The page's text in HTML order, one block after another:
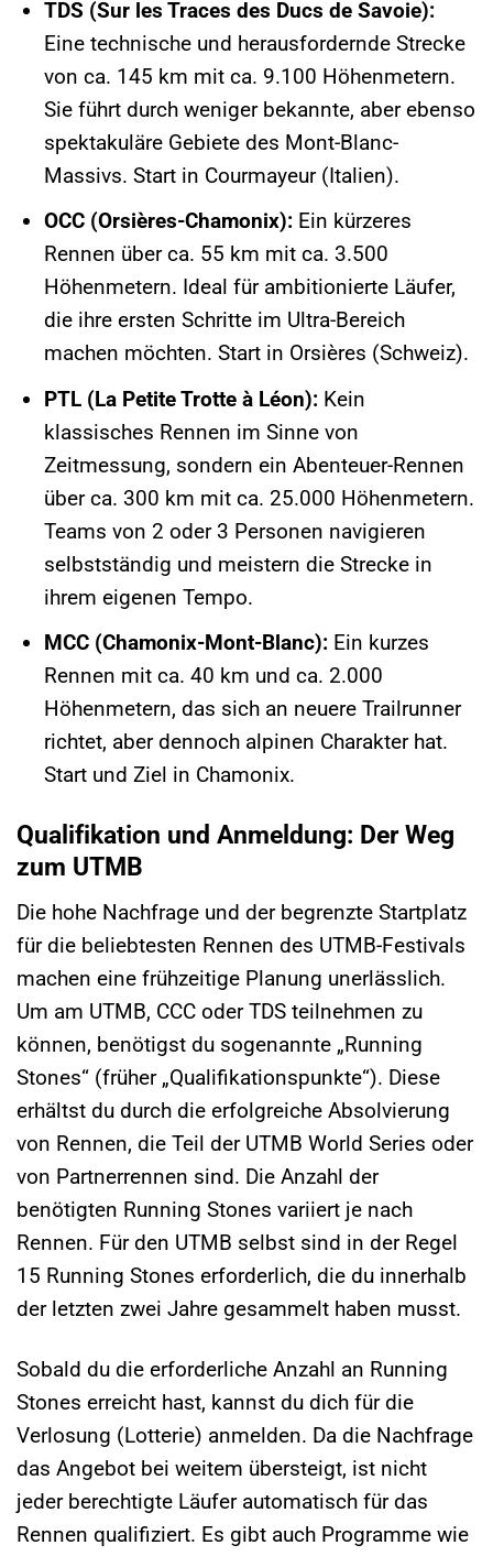
TDS (Sur les Traces des Ducs de Savoie):
Eine technische und herausfordernde Strecke
von ca. 145 km mit ca. 9.100 Höhenmetern.
Sie führt durch weniger bekannte, aber ebenso
spektakuläre Gebiete des Mont-Blanc-
Massivs. Start in Courmayeur (Italien).
OCC (Orsières-Chamonix):Ein kürzeres
Rennen über ca. 55 km mit ca. 3.500
Höhenmetern. Ideal für ambitionierte Läufer,
die ihre ersten Schritte im Ultra-Bereich
machen möchten. Start in Orsières (Schweiz).
PTL (La Petite Trotte à Léon):Kein
klassisches Rennen im Sinne von
Zeitmessung, sondern ein Abenteuer-Rennen
über ca. 300 km mit ca. 25.000 Höhenmetern.
Teams von 2 oder 3 Personen navigieren
selbstständig und meistern die Strecke in
ihrem eigenen Tempo.
MCC (Chamonix-Mont-Blanc):Ein kurzes
Rennen mit ca. 40 km und ca. 2.000
Höhenmetern, das sich an neuere Trailrunner
richtet, aber dennoch alpinen Charakter hat.
Start und Ziel in Chamonix.
Qualifikation und Anmeldung: Der Weg
zum UTMB
Die hohe Nachfrage und der begrenzte Startplatz
für die beliebtesten Rennen des UTMB-Festivals
machen eine frühzeitige Planung unerlässlich.
Um am UTMB, CCC oder TDS teilnehmen zu
können, benötigst du sogenannte „Running
Stones“ (früher „Qualifikationspunkte“). Diese
erhältst du durch die erfolgreiche Absolvierung
von Rennen, die Teil der UTMB World Series oder
von Partnerrennen sind. Die Anzahl der
benötigten Running Stones variiert je nach
Rennen. Für den UTMB selbst sind in der Regel
15 Running Stones erforderlich, die du innerhalb
der letzten zwei Jahre gesammelt haben musst.
Sobald du die erforderliche Anzahl an Running
Stones erreicht hast, kannst du dich für die
Verlosung (Lotterie) anmelden. Da die Nachfrage
das Angebot bei weitem übersteigt, ist nicht
jeder berechtigte Läufer automatisch für das
Rennen qualifiziert. Es gibt auch Programme wie